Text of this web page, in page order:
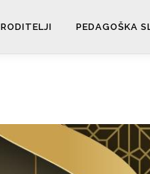
RODITELJI PEDAGOŠKA